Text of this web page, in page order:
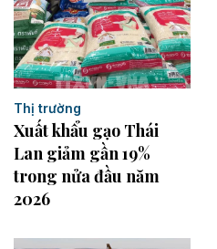
Thị trường
Xuất khẩu gạo Thái
Lan giảm gần 19%
trong nửa đầu năm
2026